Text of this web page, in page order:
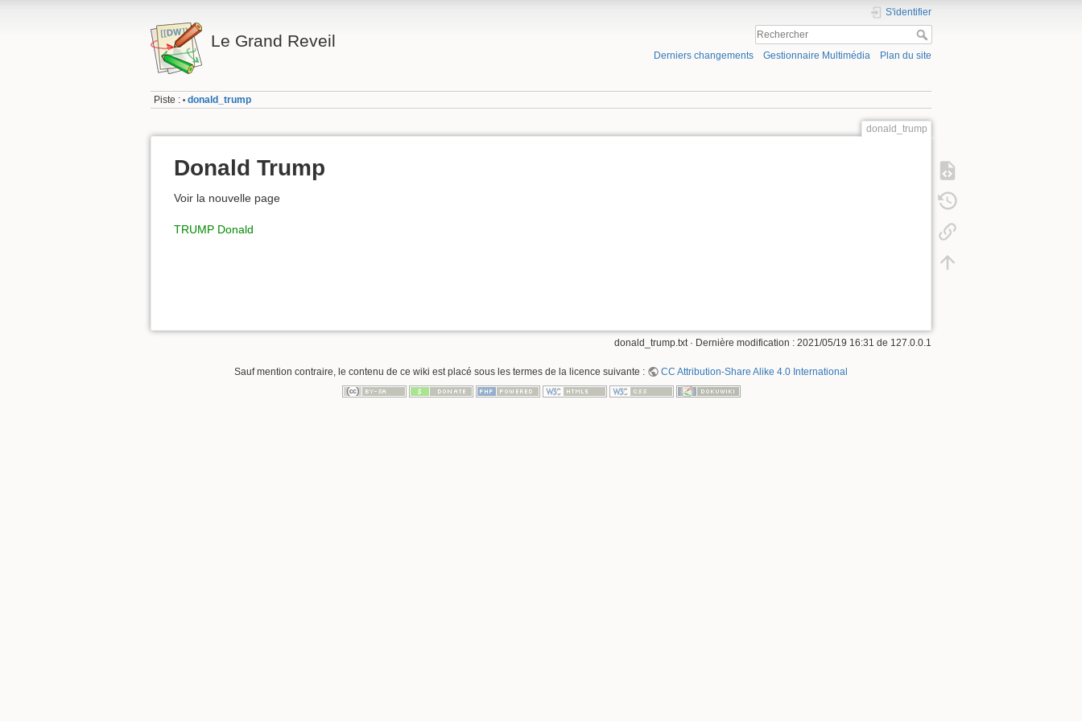
Le Grand Reveil
S'identifier
Derniers changements Gestionnaire Multimédia Plan du site
Piste : • donald_trump
donald_trump
Donald Trump
Voir la nouvelle page
TRUMP Donald
donald_trump.txt · Dernière modification : 2021/05/19 16:31 de 127.0.0.1
Sauf mention contraire, le contenu de ce wiki est placé sous les termes de la licence suivante : CC Attribution-Share Alike 4.0 International